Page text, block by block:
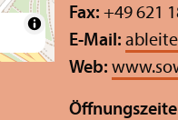
Fax: +49 621
E-Mail:
Web: